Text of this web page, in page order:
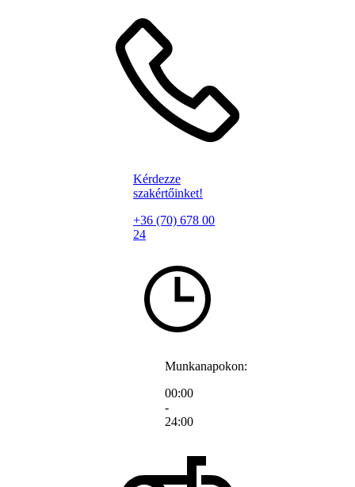
Kérdezze
szakértőinket!
+36 (70) 678 00
24
Munkanapokon:
00:00
-
24:00